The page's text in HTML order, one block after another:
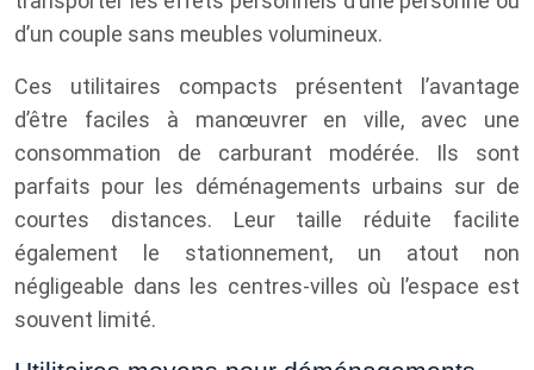
d’un couple sans meubles volumineux.
Ces utilitaires compacts présentent l’avantage
d’être faciles à manœuvrer en ville, avec une
consommation de carburant modérée. Ils sont
parfaits pour les déménagements urbains sur de
courtes distances. Leur taille réduite facilite
également le stationnement, un atout non
négligeable dans les centres-villes où l’espace est
souvent limité.